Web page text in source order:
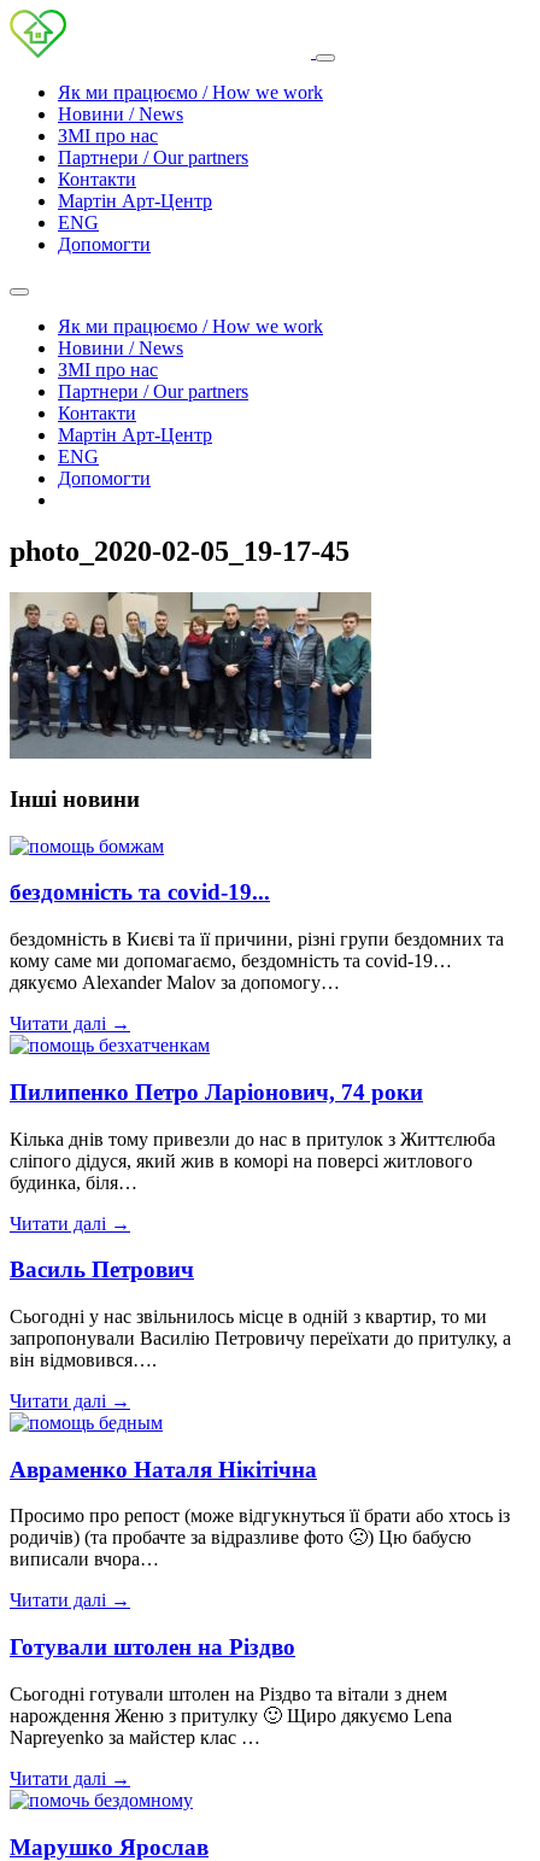
Як ми працюємо / How we work
Новини / News
ЗМІ про нас
Партнери / Our partners
Контакти
Mартін Арт-Центр
ENG
Допомогти
Як ми працюємо / How we work
Новини / News
ЗМІ про нас
Партнери / Our partners
Контакти
Mартін Арт-Центр
ENG
Допомогти
photo_2020-02-05_19-17-45
Інші новини
бездомність та covid-19...
бездомність в Києві та її причини, різні групи бездомних та
кому саме ми допомагаємо, бездомність та covid-19…
дякуємо Alexander Malov за допомогу…
Читати далі →
Пилипенко Петро Ларіонович, 74 роки
Кілька днів тому привезли до нас в притулок з Життєлюба
сліпого дідуся, який жив в коморі на поверсі житлового
будинка, біля…
Читати далі →
Василь Петрович
Сьогодні у нас звільнилось місце в одній з квартир, то ми
запропонували Василію Петровичу переїхати до притулку, а
він відмовився….
Читати далі →
Авраменко Наталя Нікітічна
Просимо про репост (може відгукнуться її брати або хтось із
родичів) (та пробачте за відразливе фото 🙁) Цю бабусю
виписали вчора…
Читати далі →
Готували штолен на Різдво
Сьогодні готували штолен на Різдво та вітали з днем
нарождення Женю з притулку 🙂 Щиро дякуємо Lena
Napreyenko за майстер клас …
Читати далі →
Марушко Ярослав